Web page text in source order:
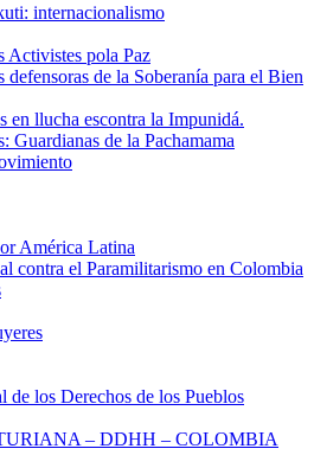
internacionalismo
Activistes pola Paz
de la Soberanía para el Bien
en llucha escontra la Impunidá.
Guardianas de la Pachamama
América Latina
contra el Paramilitarismo en Colombia
de los Derechos de los Pueblos
– DDHH – COLOMBIA